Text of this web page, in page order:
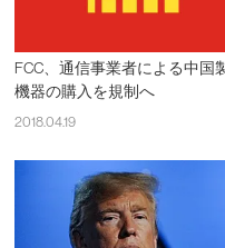
FCC、通信事業者による中国
機器の購入を規制へ
2018.04.19